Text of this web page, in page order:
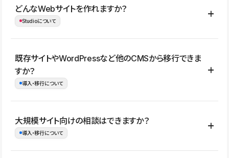
どんなWebサイトを作れますか？
Studioについて
コーポレートサイト、サービスサイト、LP、採用サイト、ブロ
グ・メディア、イベントサイト、店舗・商品紹介サイト、ポートフ
ォリオなど幅広く制作できます。
既存サイトやWordPressなど他のCMSから移行できま
すか？
導入・移行について
はい。既存サイトの構成やコンテンツ、URLを整理したうえで、
Studio上に再構築する形で移行できます。 WordPressの場合は、
大規模サイト向けの相談はできますか？
導入・移行について